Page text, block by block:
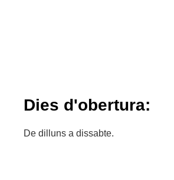
Dies d'obertura:
De dilluns a dissabte.